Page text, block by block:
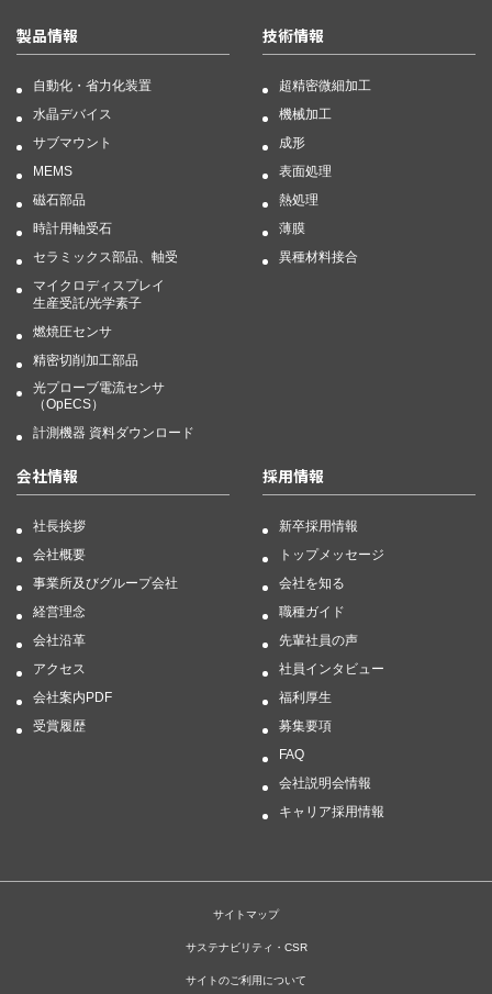
製品情報
自動化・省力化装置
水晶デバイス
サブマウント
MEMS
磁石部品
時計用軸受石
セラミックス部品、軸受
マイクロディスプレイ
生産受託/光学素子
燃焼圧センサ
精密切削加工部品
光プローブ電流センサ
（OpECS）
計測機器 資料ダウンロード
技術情報
超精密微細加工
機械加工
成形
表面処理
熱処理
薄膜
異種材料接合
会社情報
社長挨拶
会社概要
事業所及びグループ会社
経営理念
会社沿革
アクセス
会社案内PDF
受賞履歴
採用情報
新卒採用情報
トップメッセージ
会社を知る
職種ガイド
先輩社員の声
社員インタビュー
福利厚生
募集要項
FAQ
会社説明会情報
キャリア採用情報
サイトマップ
サステナビリティ・CSR
サイトのご利用について